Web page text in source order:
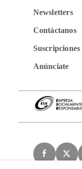
Newsletters
Contáctanos
Suscripciones
Anúnciate